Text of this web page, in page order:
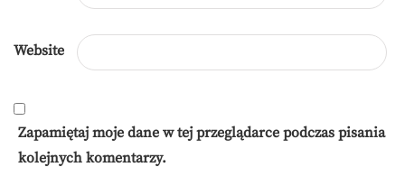
Website
Zapamiętaj moje dane w tej przeglądarce podczas pisania
kolejnych komentarzy.